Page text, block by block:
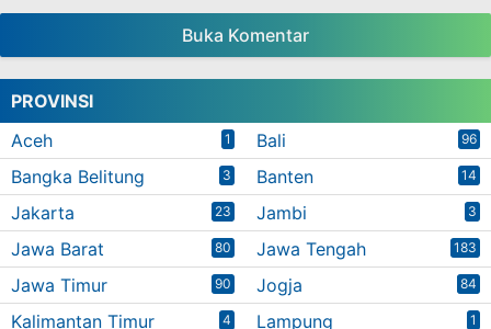
Buka Komentar
PROVINSI
Aceh
1 Bali 96
Bangka Belitung 3 Banten 14
Jakarta 23 Jambi 3
Jawa Barat 80 Jawa Tengah 183
Jawa Timur 90 Jogja 84
Kalimantan Timur 4 Lampung 1